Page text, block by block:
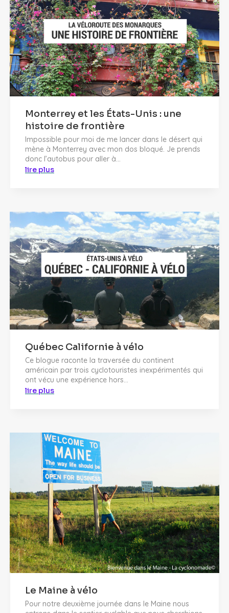
Monterrey et les États-Unis : une
histoire de frontière
Impossible pour moi de me lancer dans le désert qui
mène à Monterrey avec mon dos bloqué. Je prends
donc l’autobus pour aller à...
lire plus
Québec Californie à vélo
Ce blogue raconte la traversée du continent
américain par trois cyclotouristes inexpérimentés qui
ont vécu une expérience hors...
lire plus
Le Maine à vélo
Pour notre deuxième journée dans le Maine nous